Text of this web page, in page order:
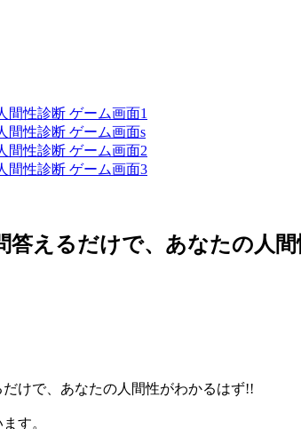
答えるだけで、あなたの人
だけで、あなたの人間性がわかるはず!!
す。